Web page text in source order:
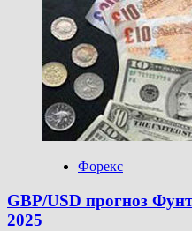
о
EUR/USD
прогноз
Евро
Доллар
на
9
октября
2025
Форекс
GBP/USD прогноз
2025